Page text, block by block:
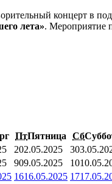
лета». Мероприятие
ПтПятница Сб
202.05.2025 3
909.05.2025 10
1616.05.2025 17